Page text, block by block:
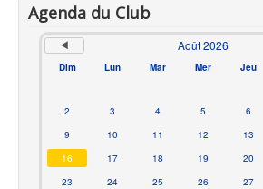
Agenda du Club
Août 2026
Dim Lun Mar Mer Jeu
2
3 4 5 6
9
10 11 12 13
16
17 18 19 20
23
24 25 26 27